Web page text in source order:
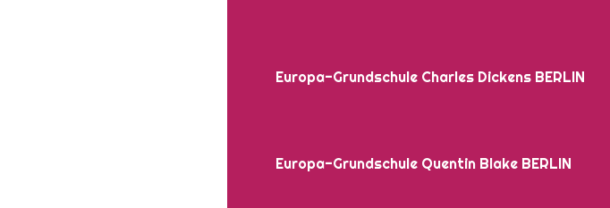
Europa-Grundschule Charles Dickens BERLIN
Europa-Grundschule Quentin Blake BERLIN